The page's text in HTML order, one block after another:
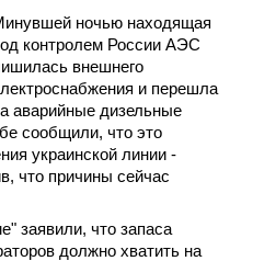
ночью находящая
контролем России АЭС
внешнего
и перешла
аварийные дизельные
сообщили, что это
украинской линии -
что причины сейчас
заявили, что запаса
должно хватить на